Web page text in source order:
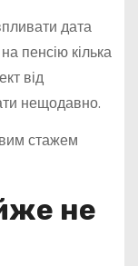
дата
пенсію кілька
від
нещодавно.
стажем
не